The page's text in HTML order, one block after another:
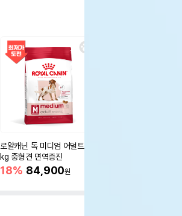
로얄캐닌 독 미디엄 어덜트 10
kg 중형견 면역증진
18% 84,900원